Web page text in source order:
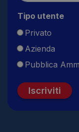
Tipo utente
Privato
Azienda
Pubblica
Iscriviti